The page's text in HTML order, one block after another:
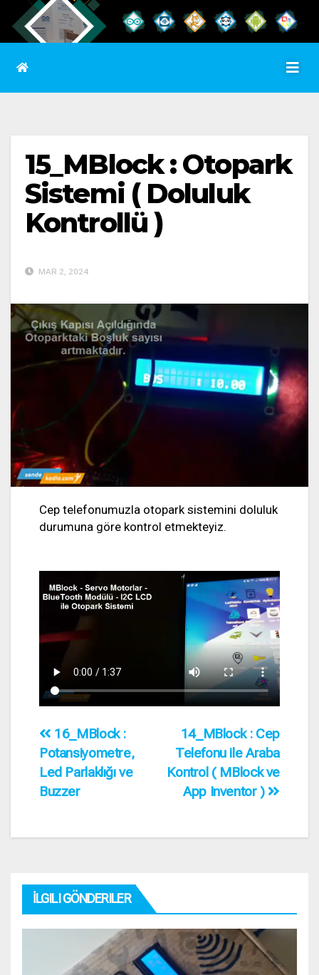
15_MBlock : Otopark
Sistemi ( Doluluk
Kontrollü )
MAR 2, 2024
Cep telefonumuzla otopark sistemini doluluk
durumuna göre kontrol etmekteyiz.
14_MBlock : Cep
Telefonu ile Araba
Kontrol ( MBlock ve
App Inventor )
16_MBlock :
Potansiyometre,
Led Parlaklığı ve
Buzzer
İLGILI GÖNDERILER